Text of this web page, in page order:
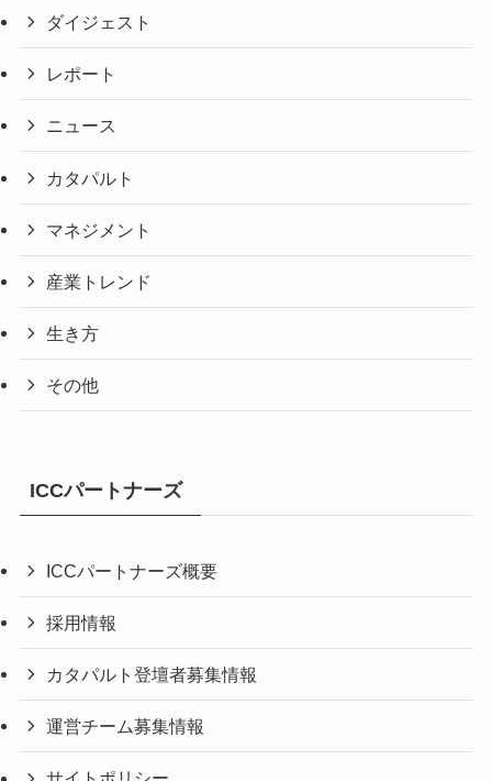
ダイジェスト
レポート
ニュース
カタパルト
マネジメント
産業トレンド
生き方
その他
ICCパートナーズ
ICCパートナーズ概要
採用情報
カタパルト登壇者募集情報
運営チーム募集情報